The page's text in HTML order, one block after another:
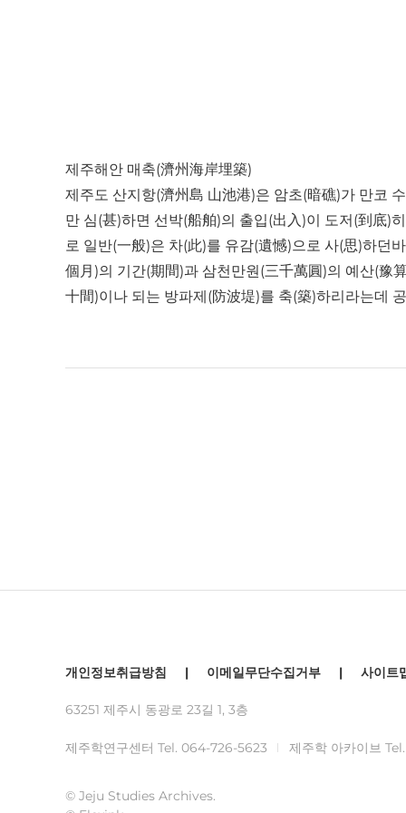
제주해안 매축(濟州海岸埋築)
제주도 산지항(濟州島 山池港)은 암초(暗礁)가 만코
만 심(甚)하면 선박(船舶)의 출입(出入)이 도저(到底)
로 일반(一般)은 차(此)를 유감(遺憾)으로 사(思)하던
個月)의 기간(期間)과 삼천만원(三千萬圓)의 예산(豫
十間)이나 되는 방파제(防波堤)를 축(築)하리라는데
개인정보취급방침 | 이메일무단수집거부 | 사이트
63251 제주시 동광로 23길 1, 3층
제주학연구센터 Tel. 064-726-5623 제주학 아카이브 Tel.
© Jeju Studies Archives.